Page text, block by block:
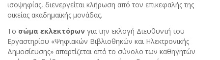
ισοψηφίας, διενεργείται κλήρωση από τον επικεφαλής της
οικείας ακαδημαϊκής μονάδας.
Το σώμα εκλεκτόρων για την εκλογή Διευθυντή του
Εργαστηρίου «Ψηφιακών Βιβλιοθηκών και Ηλεκτρονικής
Δημοσίευσης» απαρτίζεται από το σύνολο των καθηγητών